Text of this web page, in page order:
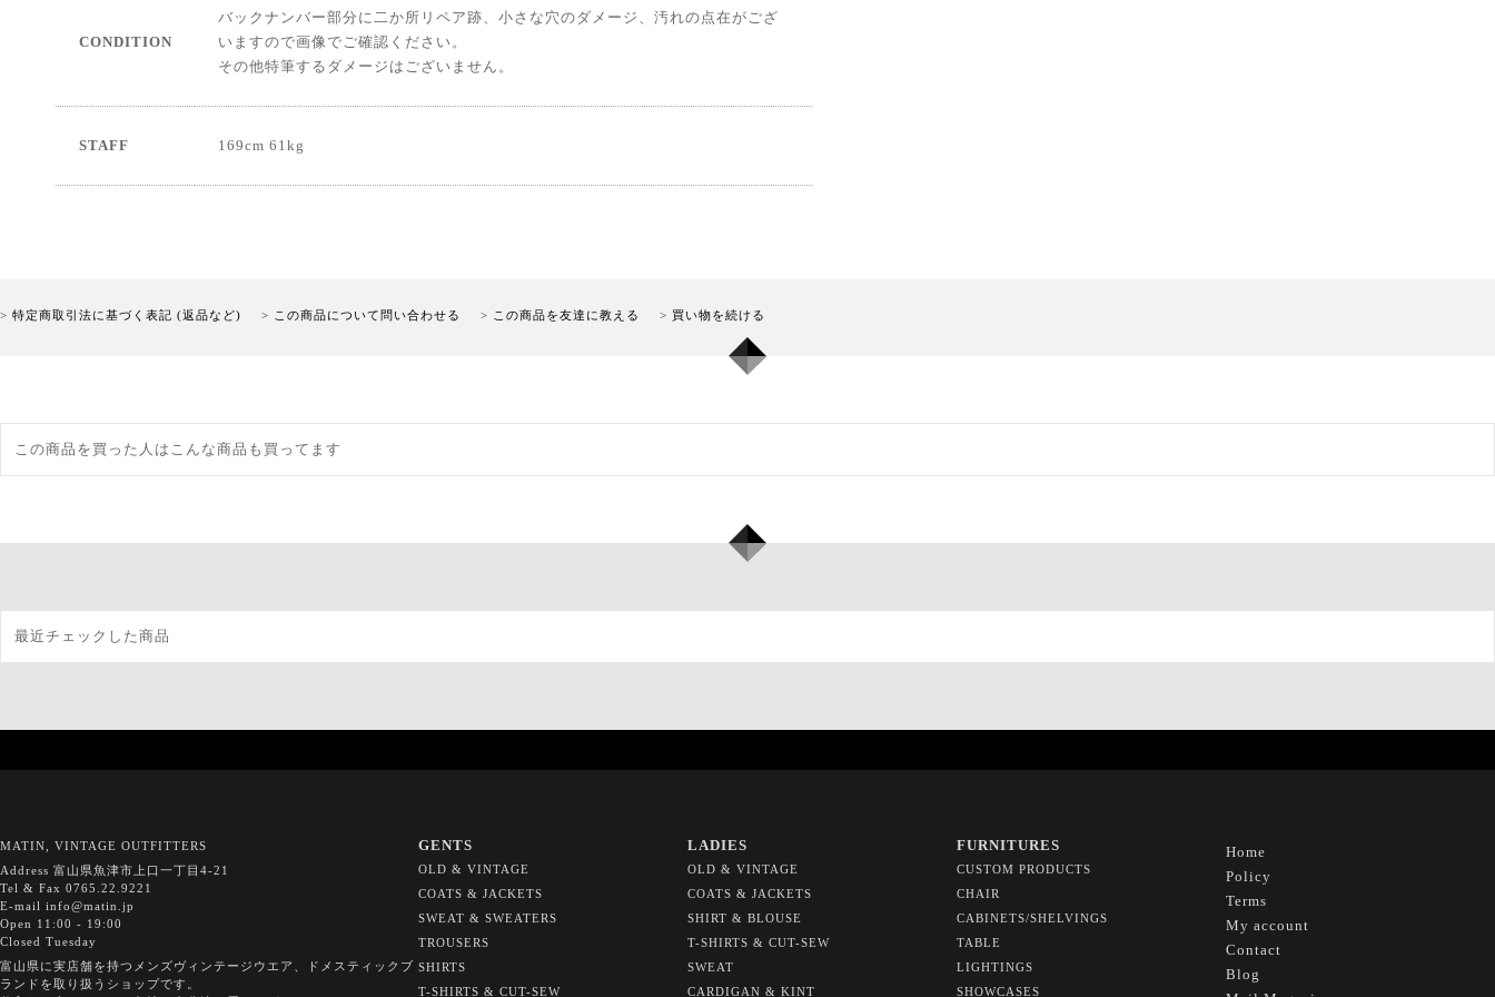
CONDITION
バックナンバー部分に二か所リペア跡、小さな穴のダメージ、汚れの点在がござ
いますので画像でご確認ください。
その他特筆するダメージはございません。
STAFF 169cm 61kg
特定商取引法に基づく表記 (返品など) この商品について問い合わせる この商品を友達に教える 買い物を続ける
この商品を買った人はこんな商品も買ってます
最近チェックした商品
MATIN, VINTAGE OUTFITTERS
Address 富山県魚津市上口一丁目4-21
Tel & Fax 0765.22.9221
E-mail info@matin.jp
Open 11:00 - 19:00
Closed Tuesday
富山県に実店舗を持つメンズヴィンテージウエア、ドメスティックブ
ランドを取り扱うショップです。
GENTS
OLD & VINTAGE
COATS & JACKETS
SWEAT & SWEATERS
TROUSERS
SHIRTS
T-SHIRTS & CUT-SEW
LADIES
OLD & VINTAGE
COATS & JACKETS
SHIRT & BLOUSE
T-SHIRTS & CUT-SEW
SWEAT
CARDIGAN & KINT
FURNITURES
CUSTOM PRODUCTS
CHAIR
CABINETS/SHELVINGS
TABLE
LIGHTINGS
SHOWCASES
Home
Policy
Terms
My account
Contact
Blog